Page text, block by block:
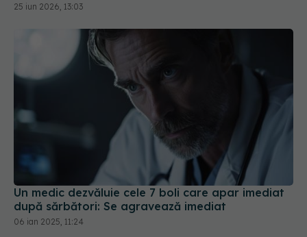
25 iun 2026, 13:03
Un medic dezvăluie cele 7 boli care apar imediat
după sărbători: Se agravează imediat
06 ian 2025, 11:24